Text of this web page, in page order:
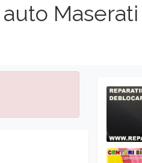
Maserati